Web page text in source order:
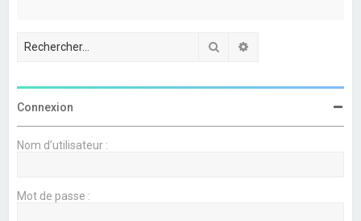
Rechercher
Connexion
Nom d’utilisateur :
Mot de passe :